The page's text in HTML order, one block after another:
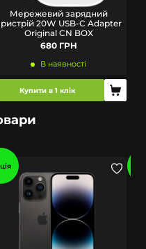
Мережевий зарядний
20W USB-C Adapter
Original CN BOX
680 ГРН
В наявності
Купити в 1 клік